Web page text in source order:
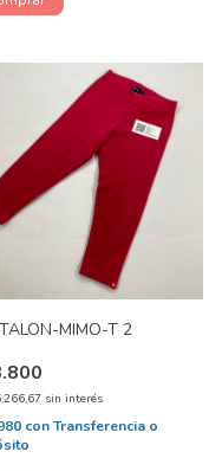
MIMO-T 2
sin interés
conTransferencia o